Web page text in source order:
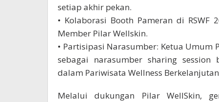
setiap akhir pekan.
• Kolaborasi Booth Pameran di
Member Pilar Wellskin.
• Partisipasi Narasumber: Ketua Umum
sebagai narasumber sharing session
dalam Pariwisata Wellness
Melalui dukungan Pilar WellSkin,